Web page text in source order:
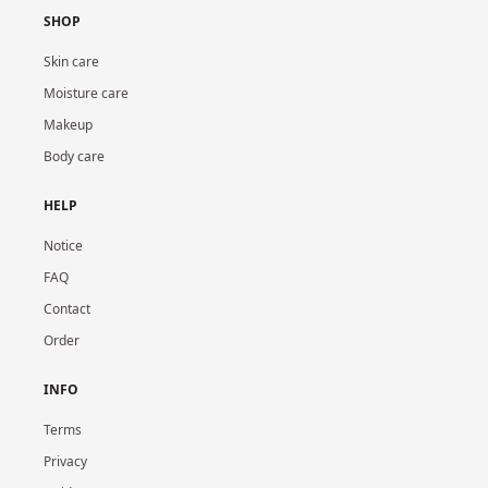
SHOP
Skin care
Moisture care
Makeup
Body care
HELP
Notice
FAQ
Contact
Order
INFO
Terms
Privacy